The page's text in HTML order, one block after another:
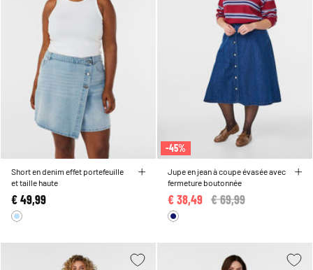
Short en denim effet portefeuille
et taille haute
€ 49,99
-45%
Jupe en jean à coupe évasée avec
fermeture boutonnée
Price reduced from
€ 69,99
€ 38,49